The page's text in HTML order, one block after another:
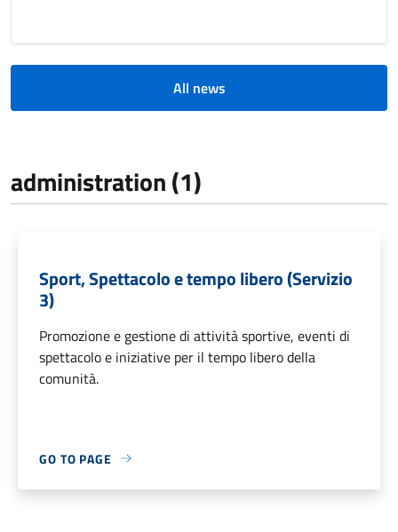
All news
administration (1)
Sport, Spettacolo e tempo libero (Servizio
3)
Promozione e gestione di attività sportive, eventi di
spettacolo e iniziative per il tempo libero della
comunità.
GO TO PAGE